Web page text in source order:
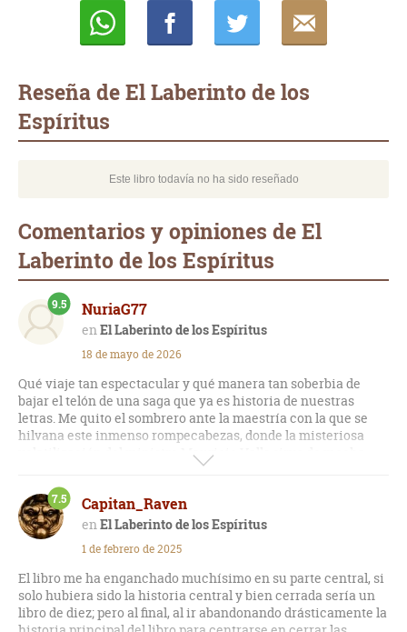
Reseña de El Laberinto de los
Espíritus
Este libro todavía no ha sido reseñado
Comentarios y opiniones de El
Laberinto de los Espíritus
NuriaG77
El Laberinto de los Espíritus
9.5
18 de mayo de 2026
Qué viaje tan espectacular y qué manera tan soberbia de
bajar el telón de una saga que ya es historia de nuestras
letras. Me quito el sombrero ante la maestría con la que se
hilvana este inmenso rompecabezas, donde la misteriosa
volatilización del ministro Mauricio Valls sirve de mecha
para prender un polvorín de secretos de posguerra. La
irrupción de Alicia Gris me parece un sopló de aire fresco
descomunal; esa investigadora rota por los bombardeos,
envuelta en gabardinas y armada con un cinismo feroz, se
come la pantalla en cada escena mientras desentierra las
cloacas del franquismo y colisiona inevitablemente con los
anhelos de venganza de un Daniel Sempere obsesionado con
el asesinato de su madre.
Siento que la verdadera magia de este imponente volumen
Capitan_Raven
El Laberinto de los Espíritus
7.5
1 de febrero de 2025
El libro me ha enganchado muchísimo en su parte central, si
solo hubiera sido la historia central y bien cerrada sería un
libro de diez; pero al final, al ir abandonando drásticamente la